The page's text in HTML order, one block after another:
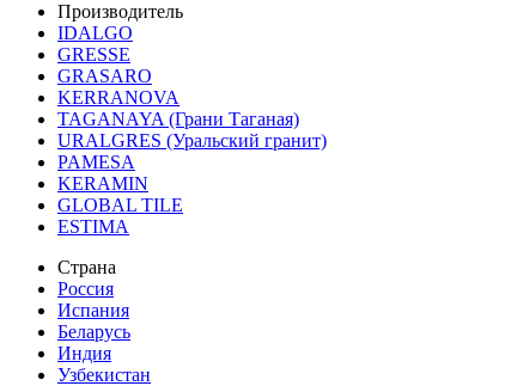
Производитель
IDALGO
GRESSE
GRASARO
KERRANOVA
TAGANAYA (Грани Таганая)
URALGRES (Уральский гранит)
PAMESA
KERAMIN
GLOBAL TILE
ESTIMA
Страна
Россия
Испания
Беларусь
Индия
Узбекистан